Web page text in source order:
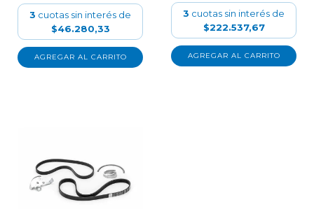
3 cuotas sin interés de
$46.280,33
3 cuotas sin interés de
$222.537,67